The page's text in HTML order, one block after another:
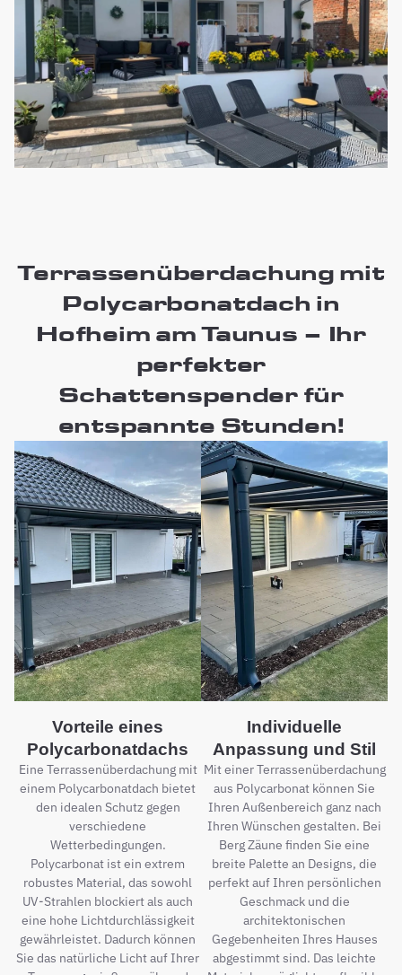
Terrassenüberdachung mit
Polycarbonatdach in
Hofheim am Taunus – Ihr
perfekter
Schattenspender für
entspannte Stunden!
Vorteile eines
Polycarbonatdachs
Eine Terrassenüberdachung mit
einem Polycarbonatdach bietet
den idealen Schutz gegen
verschiedene
Wetterbedingungen.
Polycarbonat ist ein extrem
robustes Material, das sowohl
UV-Strahlen blockiert als auch
eine hohe Lichtdurchlässigkeit
gewährleistet. Dadurch können
Sie das natürliche Licht auf Ihrer
Individuelle
Anpassung und Stil
Mit einer Terrassenüberdachung
aus Polycarbonat können Sie
Ihren Außenbereich ganz nach
Ihren Wünschen gestalten. Bei
Berg Zäune finden Sie eine
breite Palette an Designs, die
perfekt auf Ihren persönlichen
Geschmack und die
architektonischen
Gegebenheiten Ihres Hauses
abgestimmt sind. Das leichte